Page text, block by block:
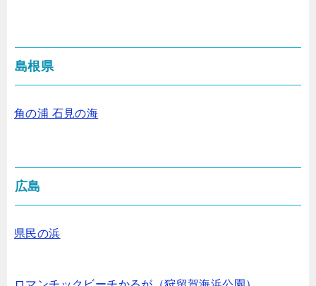
島根県
角の浦 石見の海
広島
県民の浜